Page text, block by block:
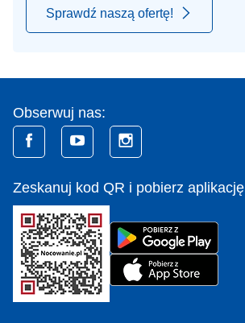
Sprawdź naszą ofertę!
Obserwuj nas:
Zeskanuj kod QR i pobierz aplikację